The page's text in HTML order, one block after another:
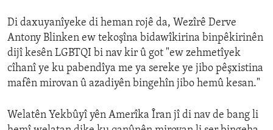
Di daxuyanîyeke di heman rojê da, Wezîrê Derve
Antony Blinken ew tekoşîna bidawîkirina binpêkirinên
dijî kesên LGBTQI bi nav kir û got "ew zehmetîyek
cîhanî ye ku pabendîya me ya sereke ye jibo pêşxistina
mafên mirovan û azadiyên bingehîn jibo hemû kesan."
Welatên Yekbûyî yên Amerîka Îran jî di nav de bang li